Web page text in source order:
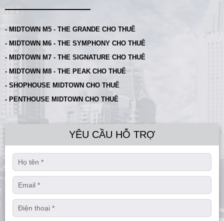
- MIDTOWN M5 - THE GRANDE CHO THUÊ
- MIDTOWN M6 - THE SYMPHONY CHO THUÊ
- MIDTOWN M7 - THE SIGNATURE CHO THUÊ
- MIDTOWN M8 - THE PEAK CHO THUÊ
- SHOPHOUSE MIDTOWN CHO THUÊ
- PENTHOUSE MIDTOWN CHO THUÊ
YÊU CẦU HỖ TRỢ